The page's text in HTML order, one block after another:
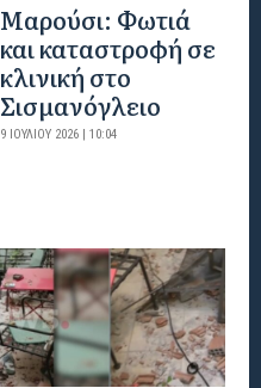
Μαρούσι: Φωτιά
και καταστροφή σε
κλινική στο
Σισμανόγλειο
9 ΙΟΥΛΊΟΥ 2026 | 10:04